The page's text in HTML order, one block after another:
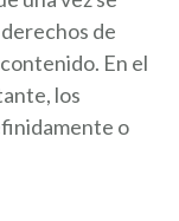
de
En el
los
o